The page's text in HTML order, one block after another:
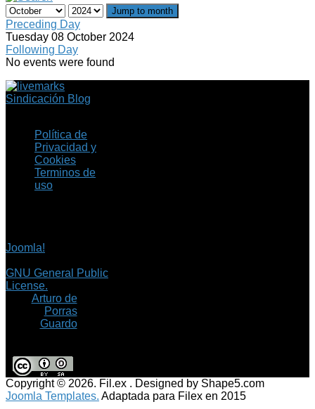
Jump to month
Preceding Day
Tuesday 08 October 2024
Following Day
No events were found
Sindicación Blog
Política de
Privacidad y
Cookies
Terminos de
uso
Joomla!
GNU General Public
License.
Arturo de
Porras
Guardo
Copyright © 2026. Fil.ex . Designed by Shape5.com
Joomla Templates. Adaptada para Filex en 2015